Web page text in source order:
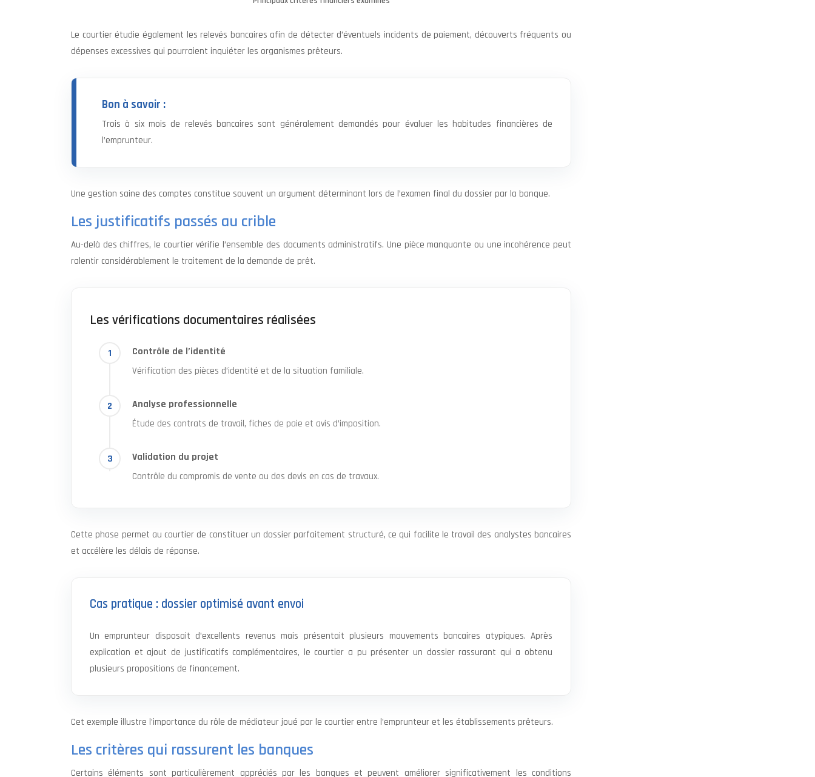
Le courtier étudie également les relevés bancaires afin de détecter d’éventuels incidents de paiement, découverts fréquents ou
dépenses excessives qui pourraient inquiéter les organismes prêteurs.
Bon à savoir :
Trois à six mois de relevés bancaires sont généralement demandés pour évaluer les habitudes financières de
l’emprunteur.
Une gestion saine des comptes constitue souvent un argument déterminant lors de l’examen final du dossier par la banque.
Les justificatifs passés au crible
Au-delà des chiffres, le courtier vérifie l’ensemble des documents administratifs. Une pièce manquante ou une incohérence peut
ralentir considérablement le traitement de la demande de prêt.
Les vérifications documentaires réalisées
Contrôle de l’identité
Vérification des pièces d’identité et de la situation familiale.
Analyse professionnelle
Étude des contrats de travail, fiches de paie et avis d’imposition.
Validation du projet
Contrôle du compromis de vente ou des devis en cas de travaux.
Cette phase permet au courtier de constituer un dossier parfaitement structuré, ce qui facilite le travail des analystes bancaires
et accélère les délais de réponse.
Cas pratique : dossier optimisé avant envoi
Un emprunteur disposait d’excellents revenus mais présentait plusieurs mouvements bancaires atypiques. Après
explication et ajout de justificatifs complémentaires, le courtier a pu présenter un dossier rassurant qui a obtenu
plusieurs propositions de financement.
Cet exemple illustre l’importance du rôle de médiateur joué par le courtier entre l’emprunteur et les établissements prêteurs.
Les critères qui rassurent les banques
Certains éléments sont particulièrement appréciés par les banques et peuvent améliorer significativement les conditions